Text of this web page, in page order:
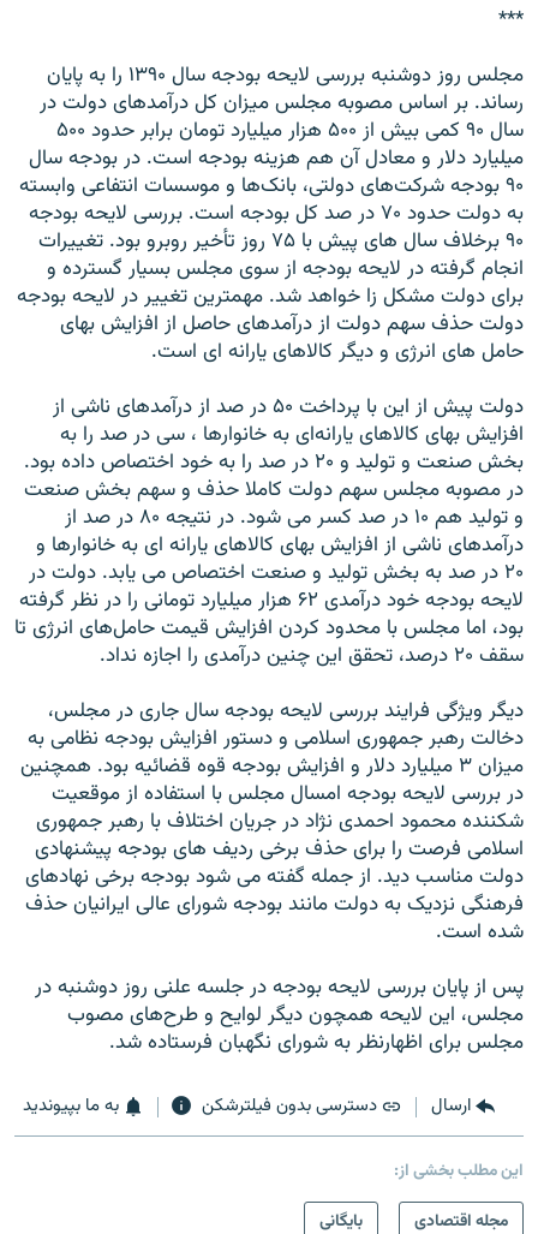
***
مجلس روز دوشنبه بررسى لایحه بودجه سال ۱۳۹۰ را به پایان
رساند. بر اساس مصوبه مجلس میزان کل درآمدهاى دولت در
سال ۹۰ کمى بیش از ۵۰۰ هزار میلیارد تومان برابر حدود ۵۰۰
میلیارد دلار و معادل آن هم هزینه بودجه است. در بودجه سال
۹۰ بودجه شرکت‌هاى دولتى، بانک‌ها و موسسات انتفاعى وابسته
به دولت حدود ۷۰ در صد کل بودجه است. بررسى لایحه بودجه
۹۰ برخلاف سال هاى پیش با ۷۵ روز تأخیر روبرو بود. تغییرات
انجام گرفته در لایحه بودجه از سوى مجلس بسیار گسترده و
براى دولت مشکل زا خواهد شد. مهمترین تغییر در لایحه بودجه
دولت حذف سهم دولت از درآمدهاى حاصل از افزایش بهاى
حامل هاى انرژى و دیگر کالاهاى یارانه اى است.
دولت پیش از این با پرداخت ۵۰ در صد از درآمدهاى ناشى از
افزایش بهاى کالاهاى یارانه‌اى به خانوارها ، سى در صد را به
بخش صنعت و تولید و ۲۰ در صد را به خود اختصاص داده بود.
در مصوبه مجلس سهم دولت کاملا حذف و سهم بخش صنعت
و تولید هم ۱۰ در صد کسر مى شود. در نتیجه ۸۰ در صد از
درآمدهاى ناشى از افزایش بهاى کالاهاى یارانه اى به خانوارها و
۲۰ در صد به بخش تولید و صنعت اختصاص مى یابد. دولت در
لایحه بودجه خود درآمدى ۶۲ هزار میلیارد تومانى را در نظر گرفته
بود، اما مجلس با محدود کردن افزایش قیمت حامل‌هاى انرژى تا
سقف ۲۰ درصد، تحقق این چنین درآمدى را اجازه نداد.
دیگر ویژگى فرایند بررسى لایحه بودجه سال جارى در مجلس،
دخالت رهبر جمهورى اسلامى و دستور افزایش بودجه نظامى به
میزان ۳ میلیارد دلار و افزایش بودجه قوه قضائیه بود. همچنین
در بررسى لایحه بودجه امسال مجلس با استفاده از موقعیت
شکننده محمود احمدى نژاد در جریان اختلاف با رهبر جمهورى
اسلامى فرصت را براى حذف برخى ردیف هاى بودجه پیشنهادى
دولت مناسب دید. از جمله گفته مى شود بودجه برخى نهادهاى
فرهنگى نزدیک به دولت مانند بودجه شوراى عالى ایرانیان حذف
شده است.
پس از پایان بررسى لایحه بودجه در جلسه علنى روز دوشنبه در
مجلس، این لایحه همچون دیگر لوایح و طرح‌هاى مصوب
مجلس براى اظهارنظر به شوراى نگهبان فرستاده شد.
ارسال دسترسی بدون فیلترشکن به ما بپیوندید
این مطلب بخشی از:
مجله اقتصادی
بایگانی